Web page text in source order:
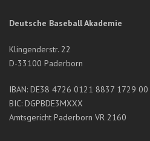
Deutsche Baseball Akademie
Klingenderstr. 22
D-33100 Paderborn
IBAN: DE38 4726 0121 8837 1729 00
BIC: DGPBDE3MXXX
Amtsgericht Paderborn VR 2160